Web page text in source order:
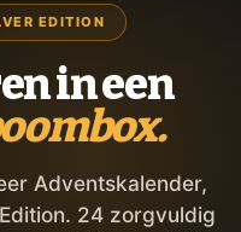
EDITION
in een
Adventskalender,
24 zorgvuldig